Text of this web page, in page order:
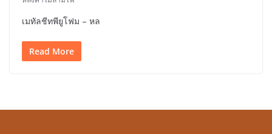
เมทัลชีทพียูโฟม – หล
Read More